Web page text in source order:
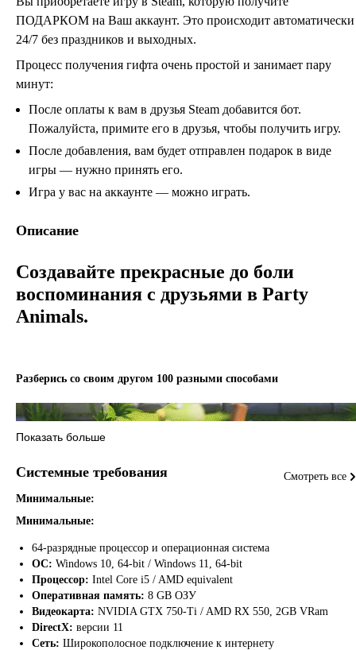
ПОДАРКОМ на Ваш аккаунт. Это происходит автоматически
24/7 без праздников и выходных.
Процесс получения гифта очень простой и занимает пару
минут:
После оплаты к вам в друзья Steam добавится бот.
Пожалуйста, примите его в друзья, чтобы получить игру.
После добавления, вам будет отправлен подарок в виде
игры — нужно принять его.
Игра у вас на аккаунте — можно играть.
Описание
Создавайте прекрасные до боли
воспоминания с друзьями в Party
Animals.
Разберись со своим другом 100 разными способами
Или вместе вы могли бы устранить других
Показать больше
Системные требования
Смотреть все
Минимальные:
Минимальные:
64-разрядные процессор и операционная система
ОС: Windows 10, 64-bit / Windows 11, 64-bit
Процессор: Intel Core i5 / AMD equivalent
Оперативная память: 8 GB ОЗУ
Видеокарта: NVIDIA GTX 750-Ti / AMD RX 550, 2GB VRam
DirectX: версии 11
Сеть: Широкополосное подключение к интернету